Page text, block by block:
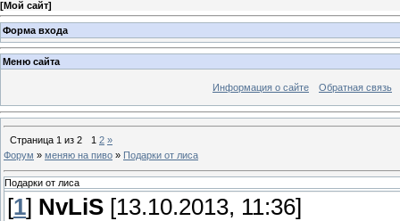
[Мой сайт]
Форма входа
Меню сайта
Информация о сайте Обратная связь
Страница 1 из 2 1 2 »
Форум » меняю на пиво » Подарки от лиса
Подарки от лиса
[1] NvLiS [13.10.2013, 11:36]